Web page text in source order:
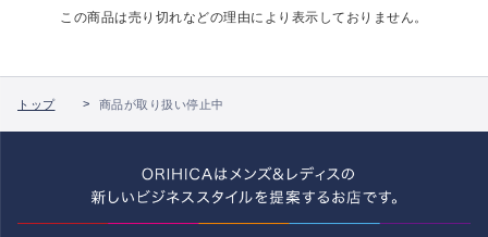
この商品は売り切れなどの理由により表示しておりません。
トップ 商品が取り扱い停止中